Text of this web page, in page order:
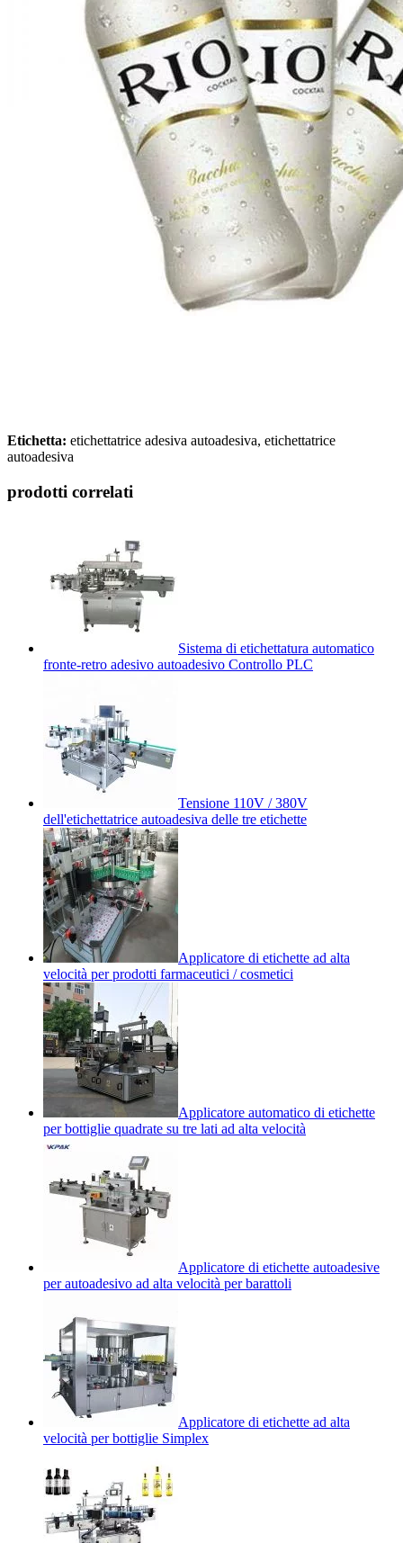
Etichetta: etichettatrice adesiva autoadesiva, etichettatrice
autoadesiva
prodotti correlati
Sistema di etichettatura automatico
fronte-retro adesivo autoadesivo Controllo PLC
Tensione 110V / 380V
dell'etichettatrice autoadesiva delle tre etichette
Applicatore di etichette ad alta
velocità per prodotti farmaceutici / cosmetici
Applicatore automatico di etichette
per bottiglie quadrate su tre lati ad alta velocità
Applicatore di etichette autoadesive
per autoadesivo ad alta velocità per barattoli
Applicatore di etichette ad alta
velocità per bottiglie Simplex